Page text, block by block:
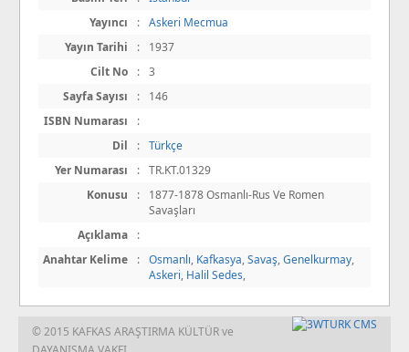
Yayıncı
: Askeri Mecmua
Yayın Tarihi
:
1937
Cilt No
: 3
Sayfa Sayısı
:
146
ISBN Numarası
:
Dil
: Türkçe
Yer Numarası
: TR.KT.01329
Konusu
:
1877-1878 Osmanlı-Rus Ve Romen
Savaşları
Açıklama
:
Anahtar Kelime
: Osmanlı, Kafkasya,Savaş,Genelkurmay,
Askeri, Halil Sedes,
© 2015 KAFKAS ARAŞTIRMA KÜLTÜR ve